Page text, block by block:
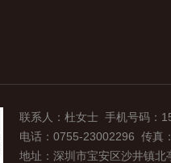
联系人：杜女士 手机号码：
电话：0755-23002296 传真
地址：深圳市宝安区沙井镇